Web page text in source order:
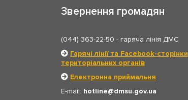
Звернення громадян
(044) 363-22-50 - гаряча лінія ДМС
Гарячі лінії та Facebook-сторінки
територіальних органів
Електронна приймальня
E-mail: hotline dmsu.gov.ua